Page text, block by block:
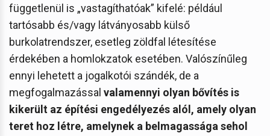
függetlenül is „vastagíthatóak” kifelé: például
tartósabb és/vagy látványosabb külső
burkolatrendszer, esetleg zöldfal létesítése
érdekében a homlokzatok esetében. Valószínűleg
ennyi lehetett a jogalkotói szándék, de a
megfogalmazással valamennyi olyan bővítés is
kikerült az építési engedélyezés alól, amely olyan
teret hoz létre, amelynek a belmagassága sehol